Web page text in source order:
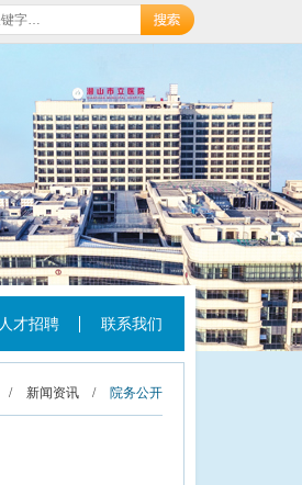
人才招聘 联系我们
/ 新闻资讯 / 院务公开